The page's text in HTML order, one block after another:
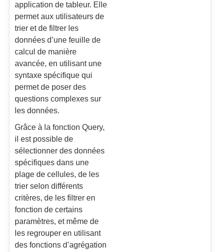
application de tableur. Elle
permet aux utilisateurs de
trier et de filtrer les
données d’une feuille de
calcul de manière
avancée, en utilisant une
syntaxe spécifique qui
permet de poser des
questions complexes sur
les données.
Grâce à la fonction Query,
il est possible de
sélectionner des données
spécifiques dans une
plage de cellules, de les
trier selon différents
critères, de les filtrer en
fonction de certains
paramètres, et même de
les regrouper en utilisant
des fonctions d’agrégation